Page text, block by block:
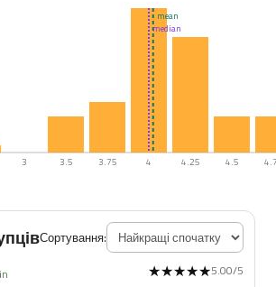
3 3.5 3.75 4 4.25 4.5
mean
median
Сортування:
★★★★★
★★★★★5.00/5